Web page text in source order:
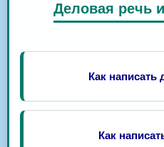
Деловая речь
Как написать
Как